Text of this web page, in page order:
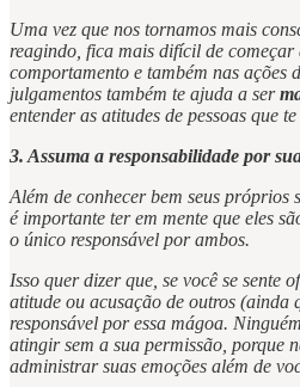
Uma vez que nos tornamos mais
reagindo, fica mais difícil de
comportamento e também nas ações
julgamentos também te ajuda a ser
entender as atitudes de pessoas que
3. Assuma a responsabilidade por
Além de conhecer bem seus próprios
é importante ter em mente que eles
o único responsável por ambos.
Isso quer dizer que, se você se sente
atitude ou acusação de outros (ainda
responsável por essa mágoa.
atingir sem a sua permissão, porque
administrar suas emoções além de